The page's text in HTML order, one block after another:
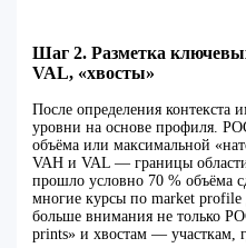
Шаг 2. Разметка
VAL, «хвосты»
После определения контекста
уровни на основе профиля.
объёма или максимальной
VAH и VAL — границы
прошло условно 70 % объёма
многие курсы по market profile
больше внимания не только
prints» и хвостам — участкам,